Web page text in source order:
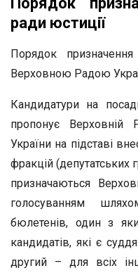
ради юстиції
Порядок
Верховною Радою
Кандидатури на
пропонує Верховній
України на підставі
фракцій (депутатських
призначаються
голосуванням
бюлетенів, один з
кандидатів, які є
другий – для всіх